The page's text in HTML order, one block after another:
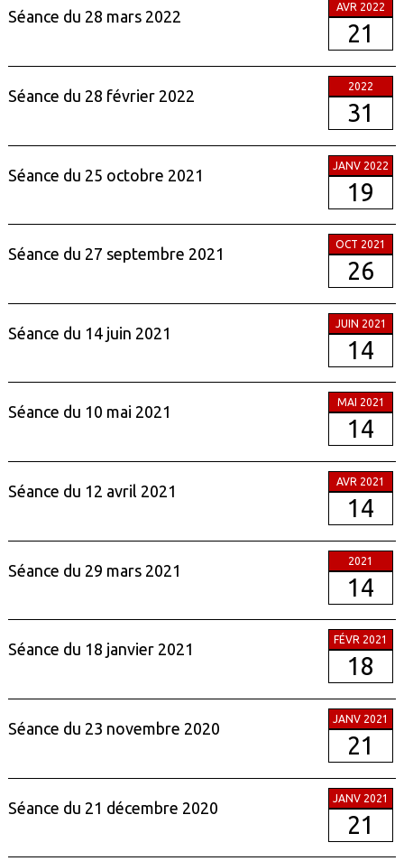
Séance du 28 mars 2022
AVR 2022
21
Séance du 28 février 2022
2022
31
Séance du 25 octobre 2021
JANV 2022
19
Séance du 27 septembre 2021
OCT 2021
26
Séance du 14 juin 2021
JUIN 2021
14
Séance du 10 mai 2021
MAI 2021
14
Séance du 12 avril 2021
AVR 2021
14
Séance du 29 mars 2021
2021
14
Séance du 18 janvier 2021
FÉVR 2021
18
Séance du 23 novembre 2020
JANV 2021
21
Séance du 21 décembre 2020
JANV 2021
21